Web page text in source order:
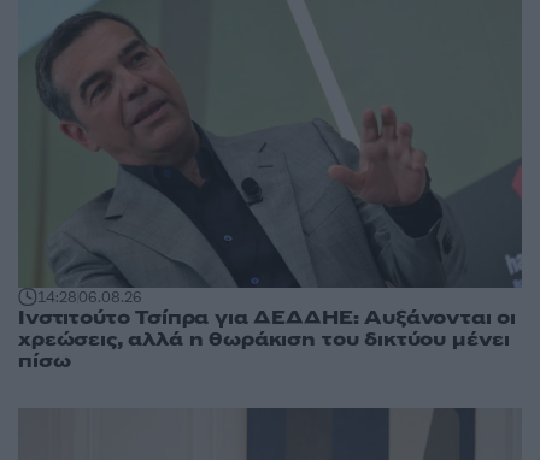
14:2806.08.26
Ινστιτούτο Τσίπρα για ΔΕΔΔΗΕ: Αυξάνονται οι
χρεώσεις, αλλά η θωράκιση του δικτύου μένει
πίσω